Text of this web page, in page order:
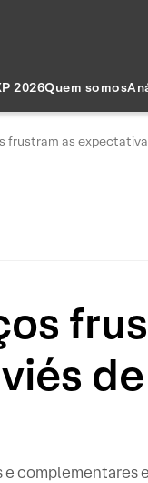
2026Quem somos
frustram as
complementares